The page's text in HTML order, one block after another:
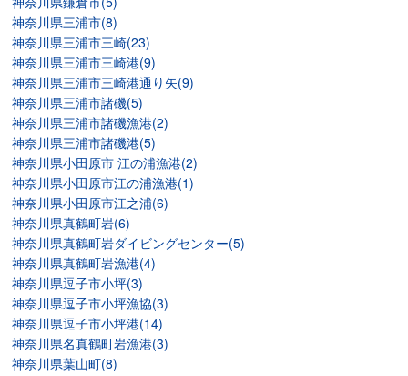
神奈川県三浦市(8)
神奈川県三浦市三崎(23)
神奈川県三浦市三崎港(9)
神奈川県三浦市三崎港通り矢(9)
神奈川県三浦市諸磯(5)
神奈川県三浦市諸磯漁港(2)
神奈川県三浦市諸磯港(5)
神奈川県小田原市 江の浦漁港(2)
神奈川県小田原市江の浦漁港(1)
神奈川県小田原市江之浦(6)
神奈川県真鶴町岩(6)
神奈川県真鶴町岩ダイビングセンター(5)
神奈川県真鶴町岩漁港(4)
神奈川県逗子市小坪(3)
神奈川県逗子市小坪漁協(3)
神奈川県逗子市小坪港(14)
神奈川県名真鶴町岩漁港(3)
神奈川県葉山町(8)